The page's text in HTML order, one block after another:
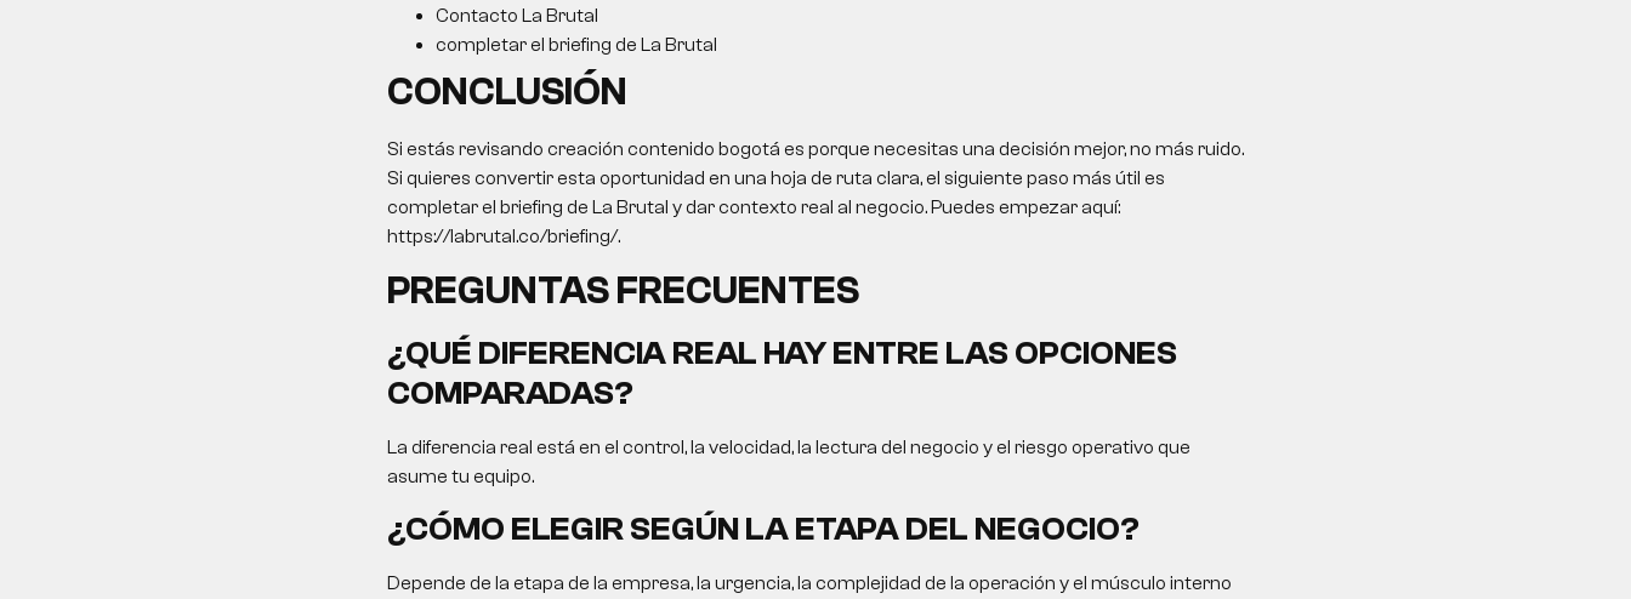
Contacto La Brutal
completar el briefing de La Brutal
CONCLUSIÓN
Si estás revisando creación contenido bogotá es porque necesitas una decisión mejor, no más ruido.
Si quieres convertir esta oportunidad en una hoja de ruta clara, el siguiente paso más útil es
completar el briefing de La Brutal y dar contexto real al negocio. Puedes empezar aquí:
https://labrutal.co/briefing/.
PREGUNTAS FRECUENTES
¿QUÉ DIFERENCIA REAL HAY ENTRE LAS OPCIONES
COMPARADAS?
La diferencia real está en el control, la velocidad, la lectura del negocio y el riesgo operativo que
asume tu equipo.
¿CÓMO ELEGIR SEGÚN LA ETAPA DEL NEGOCIO?
Depende de la etapa de la empresa, la urgencia, la complejidad de la operación y el músculo interno